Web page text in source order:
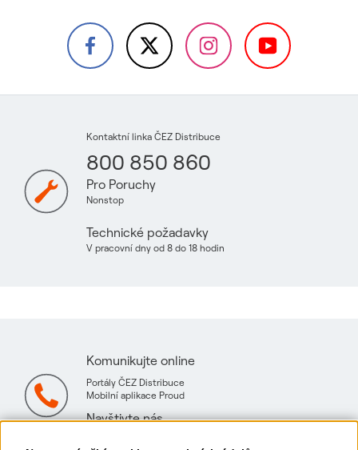
Kontaktní linka ČEZ Distribuce
800 850 860
Pro Poruchy
Nonstop
Technické požadavky
V pracovní dny od 8 do 18 hodin
Komunikujte online
Portály ČEZ Distribuce
Mobilní aplikace Proud
Navštivte nás